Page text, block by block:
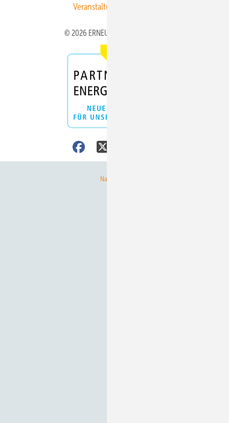
Veranstaltungen / Webinare
© 2026 ERNEUERBARE ENERGIEN
Nach oben